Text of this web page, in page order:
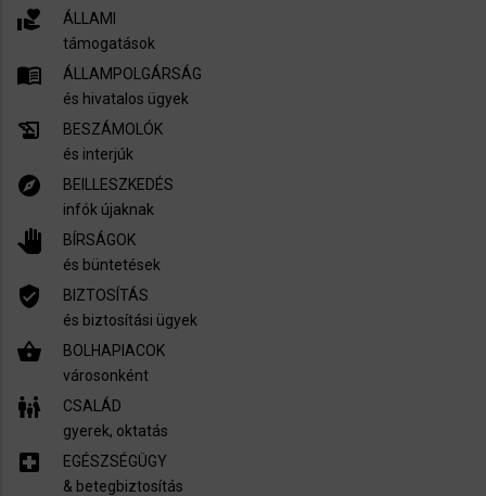
volunteer_activism
ÁLLAMI
támogatások
menu_book
ÁLLAMPOLGÁRSÁG
és hivatalos ügyek
history_edu
BESZÁMOLÓK
és interjúk
explore
BEILLESZKEDÉS
infók újaknak
pan_tool
BÍRSÁGOK
és büntetések
verified_user
BIZTOSÍTÁS
és biztosítási ügyek
shopping_basket
BOLHAPIACOK
városonként
family_restroom
CSALÁD
gyerek, oktatás
local_hospital
EGÉSZSÉGÜGY
​& betegbiztosítás